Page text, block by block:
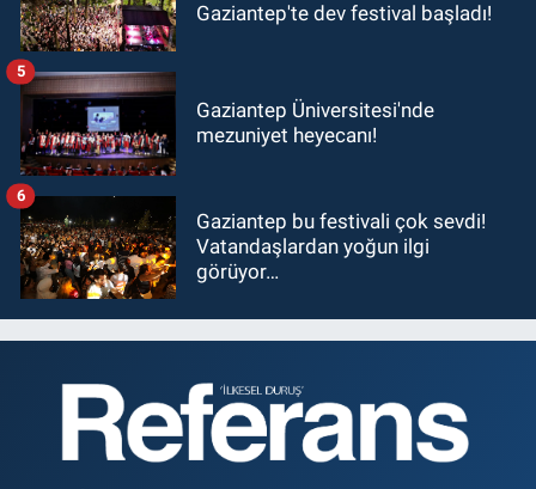
Gaziantep'te dev festival başladı!
Gaziantep Üniversitesi'nde
mezuniyet heyecanı!
5
Gaziantep bu festivali çok sevdi!
Vatandaşlardan yoğun ilgi
görüyor…
6